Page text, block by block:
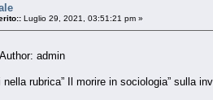
Luglio 29, 2021, 03:51:21 pm »
admin
rubrica” Il morire in sociologia” sulla